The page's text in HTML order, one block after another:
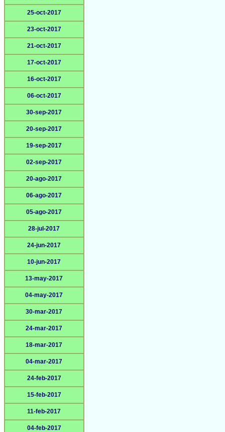
25-oct-2017
23-oct-2017
21-oct-2017
17-oct-2017
16-oct-2017
06-oct-2017
30-sep-2017
20-sep-2017
19-sep-2017
02-sep-2017
20-ago-2017
06-ago-2017
05-ago-2017
28-jul-2017
24-jun-2017
10-jun-2017
13-may-2017
04-may-2017
30-mar-2017
24-mar-2017
18-mar-2017
04-mar-2017
24-feb-2017
15-feb-2017
11-feb-2017
04-feb-2017